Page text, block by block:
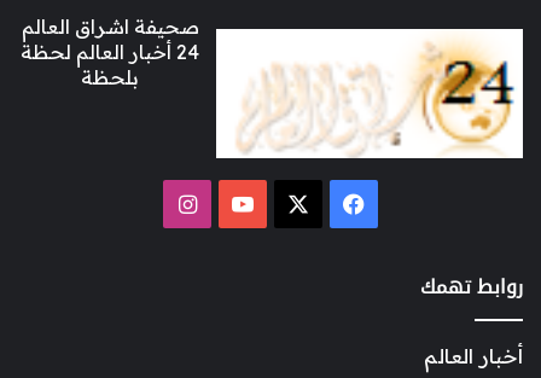
صحيفة اشراق العالم
24 أخبار العالم لحظة
بلحظة
فيسبوك ‫YouTubeانستقرام
روابط تهمك
أخبار العالم